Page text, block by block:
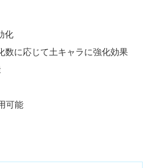
化
に応じて土キャラに強化効果
可能